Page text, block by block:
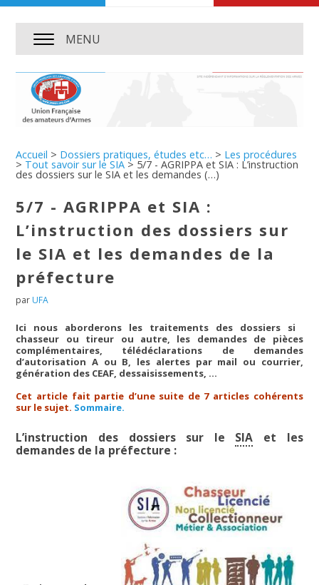
MENU
Accueil > Dossiers pratiques, études etc… > Les procédures
> Tout savoir sur le SIA > 5/7 - AGRIPPA et SIA : L’instruction
des dossiers sur le SIA et les demandes (…)
5/7 - AGRIPPA et SIA :
L’instruction des dossiers sur
le SIA et les demandes de la
préfecture
par UFA
Ici nous aborderons les traitements des dossiers si
chasseur ou tireur ou autre, les demandes de pièces
complémentaires, télédéclarations de demandes
d’autorisation A ou B, les alertes par mail ou courrier,
génération des CEAF, dessaisissements, …
Cet article fait partie d’une suite de 7 articles cohérents
sur le sujet. Sommaire.
L’instruction des dossiers sur le SIA et les
demandes de la préfecture :